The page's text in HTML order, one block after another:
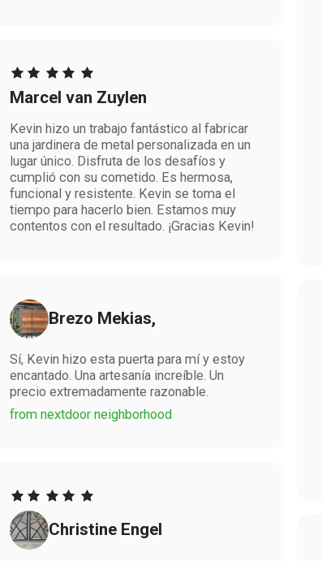
Marcel van Zuylen
Kevin hizo un trabajo fantástico al fabricar
una jardinera de metal personalizada en un
lugar único. Disfruta de los desafíos y
cumplió con su cometido. Es hermosa,
funcional y resistente. Kevin se toma el
tiempo para hacerlo bien. Estamos muy
contentos con el resultado. ¡Gracias Kevin!
Brezo Mekias,
Sí, Kevin hizo esta puerta para mí y estoy
encantado. Una artesanía increíble. Un
precio extremadamente razonable.
from nextdoor neighborhood
Christine Engel